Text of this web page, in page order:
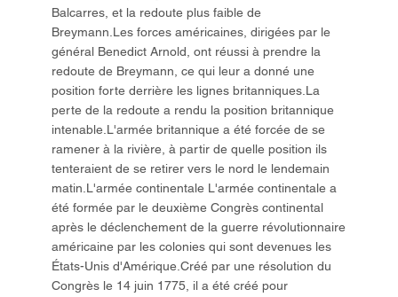
Balcarres, et la redoute plus faible de
Breymann.Les forces américaines, dirigées par le
général Benedict Arnold, ont réussi à prendre la
redoute de Breymann, ce qui leur a donné une
position forte derrière les lignes britanniques.La
perte de la redoute a rendu la position britannique
intenable.L'armée britannique a été forcée de se
ramener à la rivière, à partir de quelle position ils
tenteraient de se retirer vers le nord le lendemain
matin.L'armée continentale L'armée continentale a
été formée par le deuxième Congrès continental
après le déclenchement de la guerre révolutionnaire
américaine par les colonies qui sont devenues les
États-Unis d'Amérique.Créé par une résolution du
Congrès le 14 juin 1775, il a été créé pour